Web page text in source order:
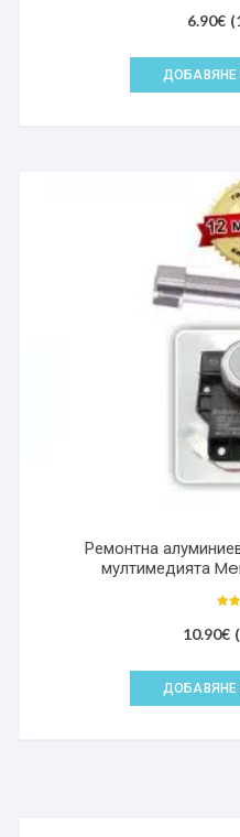
6.90€
ДОБАВЯНЕ
Ремонтна
мултимедията
10.90€
ДОБАВЯНЕ